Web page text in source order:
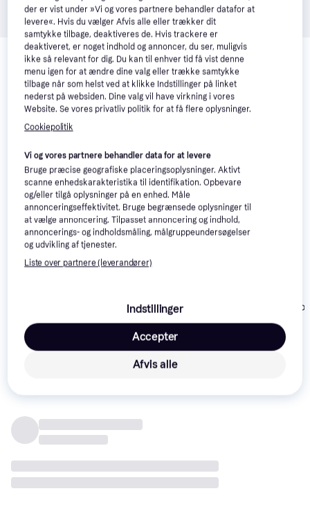
Relaterede produkter
Se vores forslag til andre produkter, der matcher dine
interesser. Vis alle
The North Face 1996
Black
800 kr.
Expedition Lätt
1.482 kr.
Expedition
Lite Jakke -
840 kr.
der er vist under »Vi og vores partnere behandler datafor at
levere«. Hvis du vælger Afvis alle eller trækker dit
samtykke tilbage, deaktiveres de. Hvis trackere er
deaktiveret, er noget indhold og annoncer, du ser, muligvis
ikke så relevant for dig. Du kan til enhver tid få vist denne
menu igen for at ændre dine valg eller trække samtykke
tilbage når som helst ved at klikke Indstillinger på linket
nederst på websiden. Dine valg vil have virkning i vores
Website. Se vores privatliv politik for at få flere oplysninger.
Cookiepolitik
Vi og vores partnere behandler data for at levere
Bruge præcise geografiske placeringsoplysninger. Aktivt
scanne enhedskarakteristika til identifikation. Opbevare
og/eller tilgå oplysninger på en enhed. Måle
annonceringseffektivitet. Bruge begrænsede oplysninger til
at vælge annoncering. Tilpasset annoncering og indhold,
annoncerings- og indholdsmåling, målgruppeundersøgelser
og udvikling af tjenester.
Liste over partnere (leverandører)
Indstillinger
Afvis alle
Accepter